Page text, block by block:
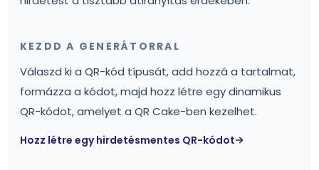
KEZDD A GENERÁTORRAL
Válaszd ki a QR-kód típusát, add hozzá a tartalmat,
formázza a kódot, majd hozz létre egy dinamikus
QR-kódot, amelyet a QR Cake-ben kezelhet.
Hozz létre egy hirdetésmentes QR-kódot